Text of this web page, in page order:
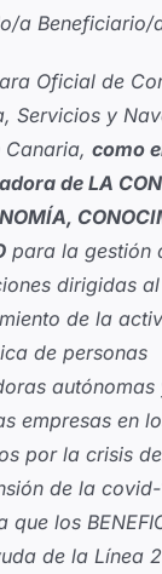
a Beneficiario/
Oficial de
Servicios y
Canaria, como
de LA
para la gestión
dirigidas al
de la
de personas
autónomas
empresas en
por la crisis
de la
que los
de la Línea